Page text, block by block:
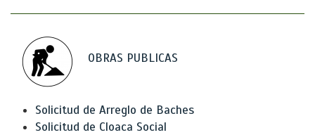
OBRAS PUBLICAS
Solicitud de Arreglo de Baches
Solicitud de Cloaca Social